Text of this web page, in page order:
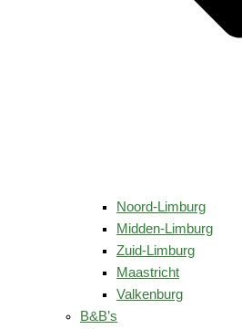
Noord-Limburg
Midden-Limburg
Zuid-Limburg
Maastricht
Valkenburg
B&B’s